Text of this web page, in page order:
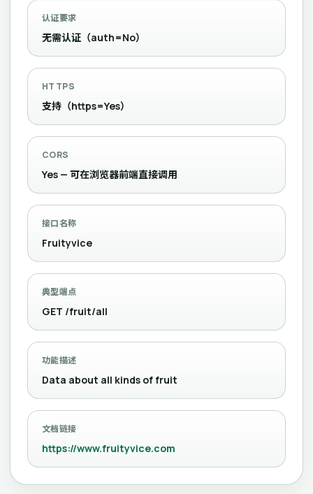
认证要求
无需认证（auth=No）
HTTPS
支持（https=Yes）
CORS
Yes — 可在浏览器前端直接调用
接口名称
Fruityvice
典型端点
GET /fruit/all
功能描述
Data about all kinds of fruit
文档链接
https://www.fruityvice.com